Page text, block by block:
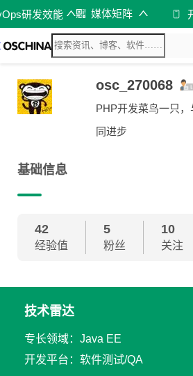
研发效能 媒体矩阵
osc_270068
PHP开发菜鸟一只，
同进步
基础信息
42
经验值
5
粉丝
10
关注
技术雷达
专长领域：Java EE
开发平台：软件测试/QA